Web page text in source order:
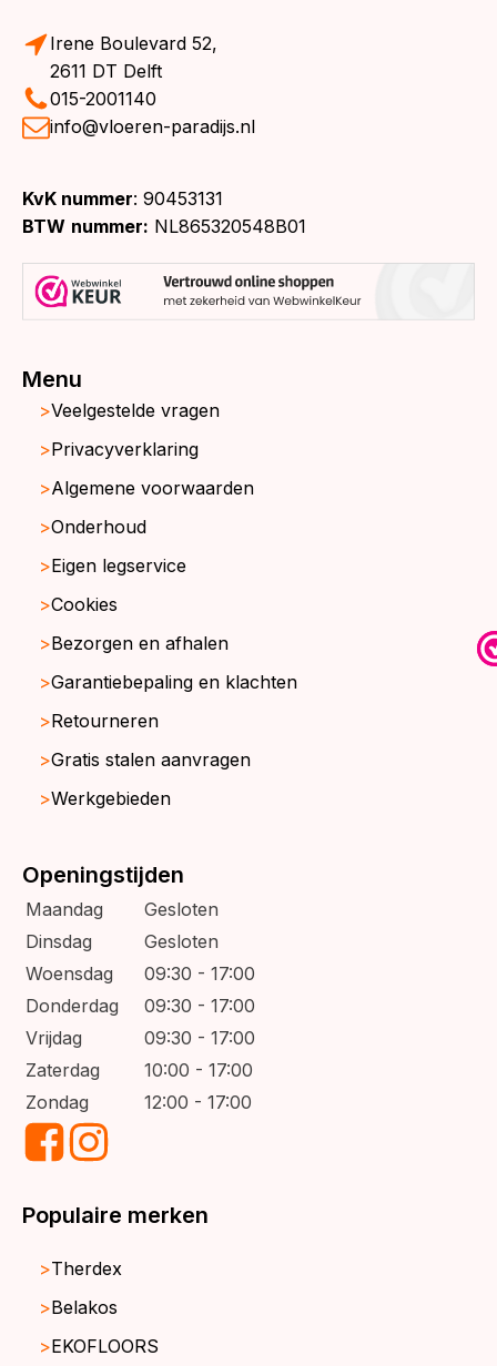
Irene Boulevard 52,
2611 DT Delft
015-2001140
info@vloeren-paradijs.nl
KvK nummer: 90453131
BTW nummer: NL865320548B01
Menu
Veelgestelde vragen
Privacyverklaring
Algemene voorwaarden
Onderhoud
Eigen legservice
Cookies
Bezorgen en afhalen
Garantiebepaling en klachten
Retourneren
Gratis stalen aanvragen
Werkgebieden
Openingstijden
Maandag
Gesloten
Dinsdag
Gesloten
Woensdag
09:30 - 17:00
Donderdag
09:30 - 17:00
Vrijdag
09:30 - 17:00
Zaterdag
10:00 - 17:00
Zondag
12:00 - 17:00
Populaire merken
Therdex
Belakos
EKOFLOORS